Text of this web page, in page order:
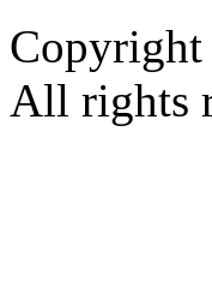
Copyright
All rights